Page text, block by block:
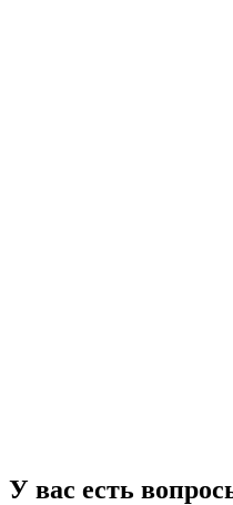
У вас есть